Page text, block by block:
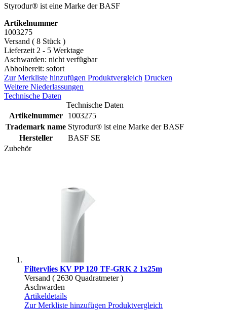
Styrodur® ist eine Marke der BASF
Artikelnummer
1003275
Versand ( 8 Stück )
Lieferzeit 2 - 5 Werktage
Aschwarden: nicht verfügbar
Abholbereit: sofort
Zur Merkliste hinzufügen Produktvergleich Drucken
Weitere Niederlassungen
Technische Daten
Technische Daten
Artikelnummer
1003275
Trademark name Styrodur® ist eine Marke der BASF
Hersteller
BASF SE
Zubehör
Filtervlies KV PP 120 TF-GRK 2 1x25m
Versand ( 2630 Quadratmeter )
Aschwarden
Artikeldetails
Zur Merkliste hinzufügen Produktvergleich